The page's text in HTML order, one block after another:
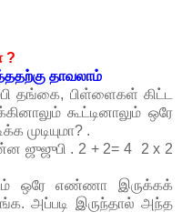
?
தாவலாம்
தங்கை, பிள்ளைகள் கிட்ட
கூட்டினாலும் ஒரே
முடியுமா? .
. 2 + 2= 4 2 x 2
ஒரே எண்ணா இருக்கக்
அப்படி இருந்தால் அந்த